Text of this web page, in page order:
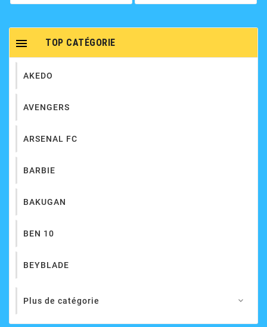
TOP CATÉGORIE

AKEDO
AVENGERS
ARSENAL FC
BARBIE
BAKUGAN
BEN 10
BEYBLADE
Plus de catégorie 